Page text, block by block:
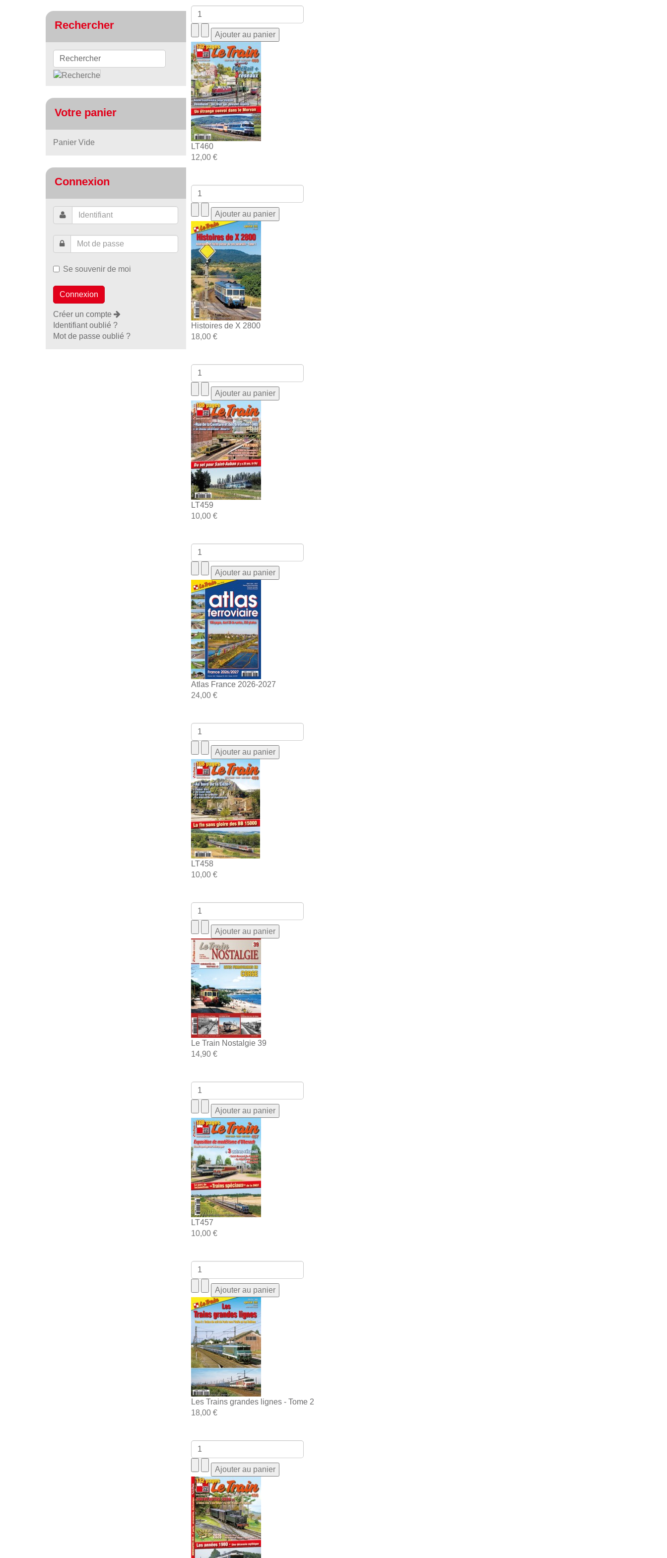
LT460
12,00 €
Histoires de X 2800
18,00 €
LT459
10,00 €
Atlas France 2026-2027
24,00 €
LT458
10,00 €
Le Train Nostalgie 39
14,90 €
LT457
10,00 €
Les Trains grandes lignes - Tome 2
18,00 €
Rechercher
Votre panier
Panier Vide
Connexion
Se souvenir de moi
Créer un compte
Identifiant oublié ?
Mot de passe oublié ?